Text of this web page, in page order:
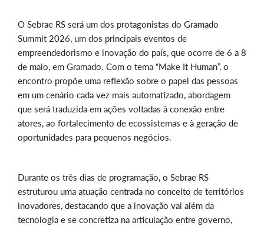
O Sebrae RS será um dos protagonistas do Gramado
Summit 2026, um dos principais eventos de
empreendedorismo e inovação do país, que ocorre de 6 a 8
de maio, em Gramado. Com o tema “Make It Human”, o
encontro propõe uma reflexão sobre o papel das pessoas
em um cenário cada vez mais automatizado, abordagem
que será traduzida em ações voltadas à conexão entre
atores, ao fortalecimento de ecossistemas e à geração de
oportunidades para pequenos negócios.
Durante os três dias de programação, o Sebrae RS
estruturou uma atuação centrada no conceito de territórios
inovadores, destacando que a inovação vai além da
tecnologia e se concretiza na articulação entre governo,